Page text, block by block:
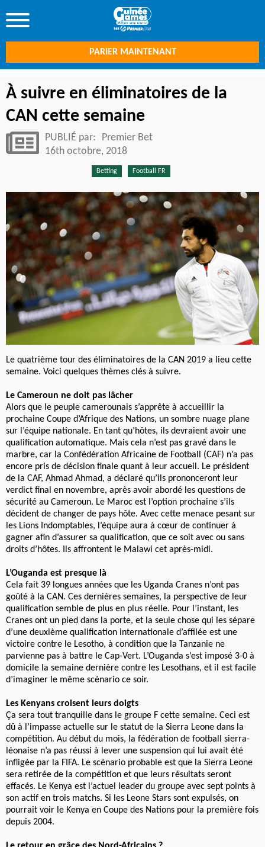
PARIER MAINTENANT
À suivre en éliminatoires de la
CAN cette semaine
PUBLIÉ par:
Premier Bet
16th octobre, 2018
Betting Football FR
Le quatrième tour des éliminatoires de la CAN 2019 a lieu cette
semaine. Voici quelques thèmes clés à suivre.
Le Cameroun ne doit pas lâcher
Alors que le peuple camerounais s’apprête à accueillir la
prochaine Coupe d’Afrique des Nations, un sombre nuage plane
sur l’équipe nationale. En tant qu’hôtes, ils devraient avoir une
qualification automatique. Mais cela n’est pas gravé dans le
marbre, car la Confédération Africaine de Football (CAF) n’a pas
encore pris de décision finale quant à leur accueil. Le président
de la CAF, Ahmad Ahmad, a déclaré qu’ils prononceront leur
verdict final en novembre, après avoir abordé les questions de
sécurité au Cameroun. Le Maroc est l’option prochaine s’ils
décident de changer de pays hôte. Avec cette menace pesant sur
les Lions Indomptables, l’équipe aura à cœur de continuer à
gagner afin d’assurer sa qualification, que ce soit avec ou sans
droits d’hôtes. Ils affrontent le Malawi cet après-midi.
L’Ouganda est presque là
Cela fait 39 longues années que les Uganda Cranes n’ont pas
goûté à la CAN. Ces dernières semaines, la perspective de leur
qualification semble de plus en plus réelle. Pour l’instant, les
Cranes ont un pied dans la porte, et la seule chose qui les sépare
d’une deuxième qualification internationale d’affilée est une
victoire contre le Lesotho, à condition que la Tanzanie ne
parvienne pas à battre le Cap-Vert. L’Ouganda s’est imposé 3-0 à
domicile la semaine dernière contre les Lesothans, et il est facile
d’imaginer le même scénario ce soir.
Les Kenyans croisent leurs doigts
Ça sera tout tranquille dans le groupe F cette semaine. Ceci est
dû à l’impasse actuelle sur le statut de la Sierra Leone dans la
compétition. Au début du mois, la fédération de football sierra-
léonaise n’a pas réussi à lever une suspension qui lui avait été
infligée par la FIFA. Le scénario probable est que la Sierra Leone
sera retirée de la compétition et que leurs résultats seront
effacés. Le Kenya est l’actuel leader du groupe avec sept points à
son actif en trois matchs. Si les Leone Stars sont expulsés, on
pourrait voir le Kenya en Coupe des Nations pour la première fois
depuis 2004.